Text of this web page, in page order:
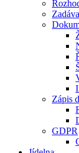
Zápis
GDPR